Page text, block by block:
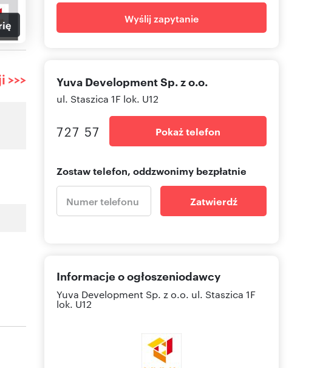
Wyślij zapytanie
Yuva Development Sp. z o.o.
ul. Staszica 1F lok. U12
727 57 Pokaż telefon
Zostaw telefon, oddzwonimy bezpłatnie
Zatwierdź
Informacje o ogłoszeniodawcy
Yuva Development Sp. z o.o. ul. Staszica 1F
lok. U12